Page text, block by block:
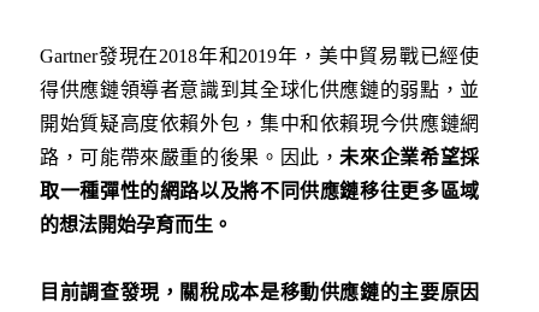
Gartner發現在2018年和2019年，美中貿易戰已經使
得供應鏈領導者意識到其全球化供應鏈的弱點，並
開始質疑高度依賴外包，集中和依賴現今供應鏈網
路，可能帶來嚴重的後果。因此， 未來企業希望採
取一種彈性的網路以及將不同供應鏈移往更多區域
的想法開始孕育而生。
目前調查發現，關稅成本是移動供應鏈的主要原因